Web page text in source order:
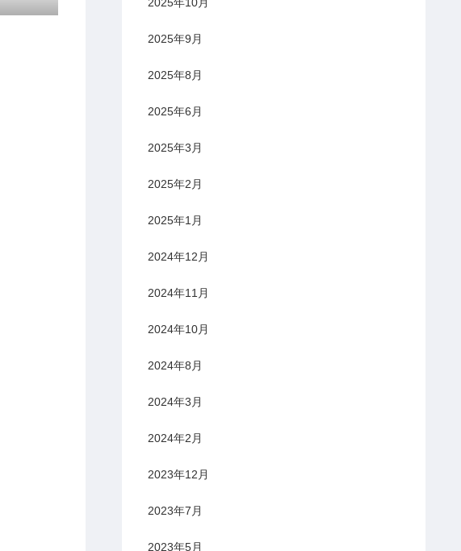
2025年9月
2025年8月
2025年6月
2025年3月
2025年2月
2025年1月
2024年12月
2024年11月
2024年10月
2024年8月
2024年3月
2024年2月
2023年12月
2023年7月
2023年5月